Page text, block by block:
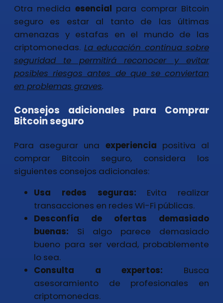
Otra medida esencial para comprar Bitcoin
seguro es estar al tanto de las últimas
amenazas y estafas en el mundo de las
criptomonedas. La educación continua sobre
seguridadte permitirá reconocer y evitar
posibles riesgos antes de que se conviertan
en problemas graves.
Consejos adicionales para Comprar
Bitcoin seguro
Para asegurar una experiencia positiva al
comprar Bitcoin seguro, considera los
siguientes consejos adicionales:
Usa redes seguras: Evita realizar
transacciones en redes Wi-Fi públicas.
Desconfía de ofertas demasiado
buenas: Si algo parece demasiado
bueno para ser verdad, probablemente
lo sea.
Consulta a expertos: Busca
asesoramiento de profesionales en
criptomonedas.